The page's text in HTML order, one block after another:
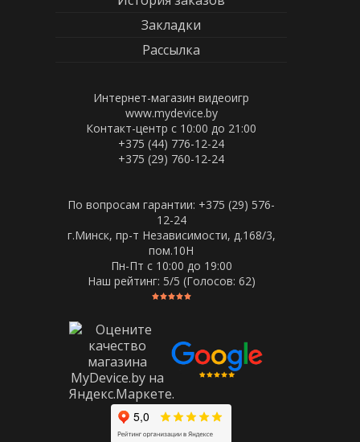
Закладки
Рассылка
Интернет-магазин видеоигр
www.mydevice.by
Контакт-центр с 10:00 до 21:00
+375 (44) 776-12-24
+375 (29) 760-12-24
По вопросам гарантии: +375 (29) 576-
12-24
г.Минск, пр-т Независимости, д.168/3,
пом.10Н
Пн-Пт c 10:00 до 19:00
Наш рейтинг: 5/5 (Голосов: 62)